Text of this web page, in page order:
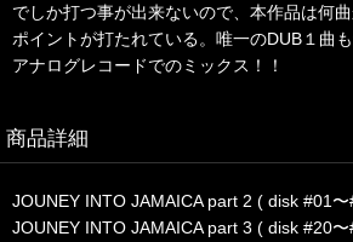
でしか打つ事が出来ないので、本作品は何
ポイントが打たれている。唯一のDUB１曲
アナログレコードでのミックス！！
商品詳細
JOUNEY INTO JAMAICA part 2 ( disk #01〜
JOUNEY INTO JAMAICA part 3 ( disk #20〜